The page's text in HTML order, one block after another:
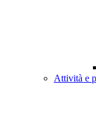
Attività e